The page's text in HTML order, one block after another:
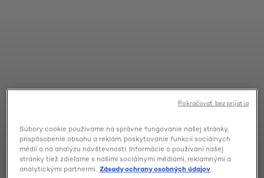
Súbory cookie používame na správne fungovanie našej stránky,
prispôsobenie obsahu a reklám, poskytovanie funkcií sociálnych
médií a na analýzu návštevnosti. Informácie o používaní našej
stránky tiež zdieľame s našimi sociálnymi médiami, reklamnými a
analytickými partnermi. Zásady ochrany osobných údajov
Pokračovať bez prijatia